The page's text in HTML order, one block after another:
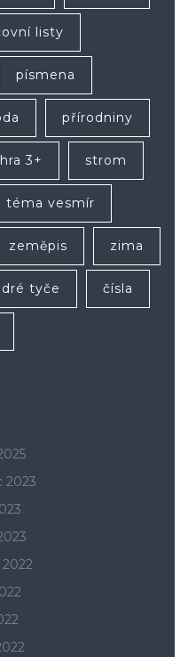
listy
písmena
přírodniny
3+ strom
téma vesmír
zeměpis zima
tyče čísla
2023